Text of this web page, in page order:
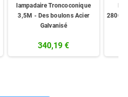
lampadaire Troncoconique
3,5M - Des boulons Acier
Galvanisé
340,19 €